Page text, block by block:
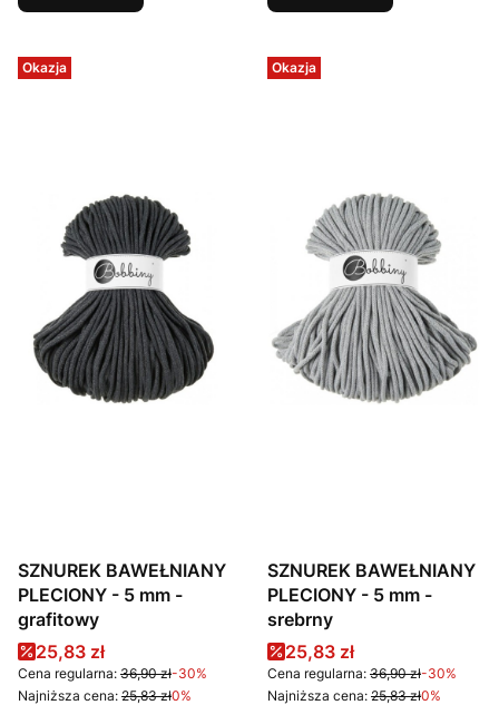
Okazja
SZNUREK BAWEŁNIANY
PLECIONY - 5 mm -
grafitowy
Cena promocyjna
25,83 zł
Cena regularna: 36,90 zł-30%
Najniższa cena: 25,83 zł0%
Okazja
SZNUREK BAWEŁNIANY
PLECIONY - 5 mm -
srebrny
Cena promocyjna
25,83 zł
Cena regularna: 36,90 zł-30%
Najniższa cena: 25,83 zł0%